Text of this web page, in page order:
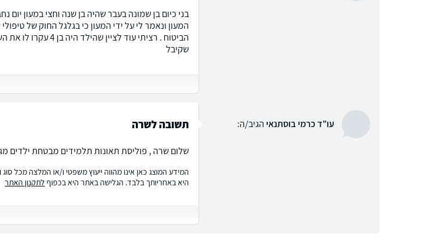
בני כיום בן שמונה בעבר שהיה בן שנה וחצי במעון
המעון ונאמר לי על ידי המעון כי בגלגל החוק של
הביטוח . רציתי
שקיבל
עו"ד כרמי בוסתנאי הגיב/ה: תשובה לשרה
שלום שרה , פוליסת תאונות תלמידים מבטחת ילדים מגיל
המידע המוצג כאן אינו מהווה ייעוץ משפטי ו/או המלצה מכל
היא באחריותך בלבד. הגלישה באתר היא בכפוף לתקנון האתר